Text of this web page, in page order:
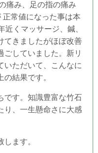
痛み、足の指の痛み
常値になった事は本
近くマッサージ、鍼、
てきましたがほぼ改善
ごしていました。新リ
いただいて、こんなに
結果です。
です。知識豊富な竹石
り、一生懸命さに大感
ます。